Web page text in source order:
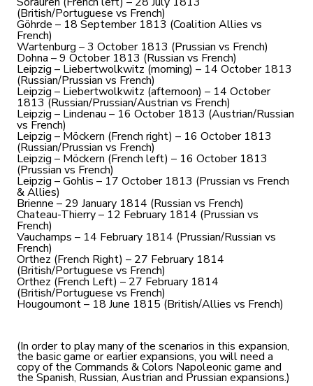
(British/Portuguese vs French)
Göhrde – 18 September 1813 (Coalition Allies vs
French)
Wartenburg – 3 October 1813 (Prussian vs French)
Dohna – 9 October 1813 (Russian vs French)
Leipzig – Liebertwolkwitz (morning) – 14 October 1813
(Russian/Prussian vs French)
Leipzig – Liebertwolkwitz (afternoon) – 14 October
1813 (Russian/Prussian/Austrian vs French)
Leipzig – Lindenau – 16 October 1813 (Austrian/Russian
vs French)
Leipzig – Möckern (French right) – 16 October 1813
(Russian/Prussian vs French)
Leipzig – Möckern (French left) – 16 October 1813
(Prussian vs French)
Leipzig – Gohlis – 17 October 1813 (Prussian vs French
& Allies)
Brienne – 29 January 1814 (Russian vs French)
Chateau-Thierry – 12 February 1814 (Prussian vs
French)
Vauchamps – 14 February 1814 (Prussian/Russian vs
French)
Orthez (French Right) – 27 February 1814
(British/Portuguese vs French)
Orthez (French Left) – 27 February 1814
(British/Portuguese vs French)
Hougoumont – 18 June 1815 (British/Allies vs French)
(In order to play many of the scenarios in this expansion,
the basic game or earlier expansions, you will need a
copy of the Commands & Colors Napoleonic game and
the Spanish, Russian, Austrian and Prussian expansions.)